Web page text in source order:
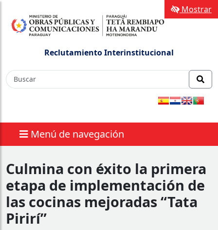
Reclutamiento Interinstitucional
Menú de navegación
Mostrar
Culmina con éxito la primera
etapa de implementación de
las cocinas mejoradas “Tata
Pirirí”